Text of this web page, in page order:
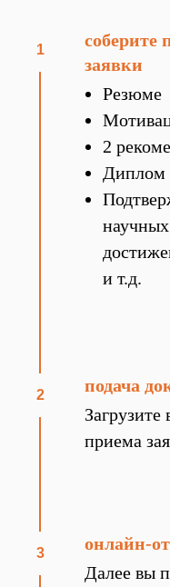
cоберите
заявки
Резюме
2
Диплом
и т.д.
подача
приема
онлайн-
Далее вы